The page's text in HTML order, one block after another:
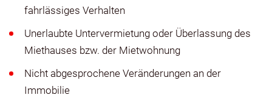
fahrlässiges Verhalten
Unerlaubte Untervermietung oder Überlassung des
Miethauses bzw. der Mietwohnung
Nicht abgesprochene Veränderungen an der
Immobilie